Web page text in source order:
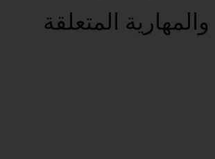
المتعلقة